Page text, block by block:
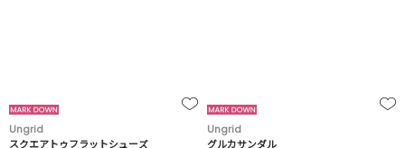
Ungrid
スクエアトゥフラットシューズ
Ungrid
グルカサンダル